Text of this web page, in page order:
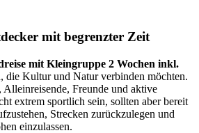
mit begrenzter Zeit
mit Kleingruppe 2 Wochen inkl.
die Kultur und Natur verbinden möchten.
Alleinreisende, Freunde und aktive
extrem sportlich sein, sollten aber bereit
Strecken zurückzulegen und
einzulassen.